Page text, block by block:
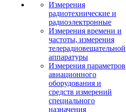
Измерения
радиотехнические и
радиоэлектронные
Измерения времени и
частоты, измерения
телерадиовещательной
аппаратуры
Измерения параметров
авиационного
оборудования и
средств измерений
специального
назначения